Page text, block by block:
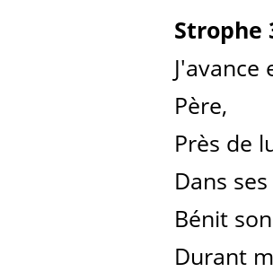
Strophe
J'avance
Père,
Près de
Dans
Bénit
Durant